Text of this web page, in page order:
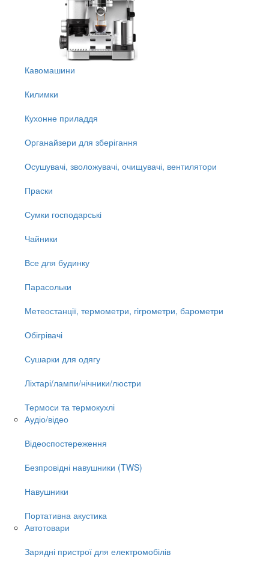
Кавомашини
Килимки
Кухонне приладдя
Органайзери для зберігання
Осушувачі, зволожувачі, очищувачі, вентилятори
Праски
Сумки господарські
Чайники
Все для будинку
Парасольки
Метеостанції, термометри, гігрометри, барометри
Обігрівачі
Сушарки для одягу
Ліхтарі/лампи/нічники/люстри
Термоси та термокухлі
Аудіо/відео
Відеоспостереження
Безпровідні навушники (TWS)
Навушники
Портативна акустика
Автотовари
Зарядні пристрої для електромобілів